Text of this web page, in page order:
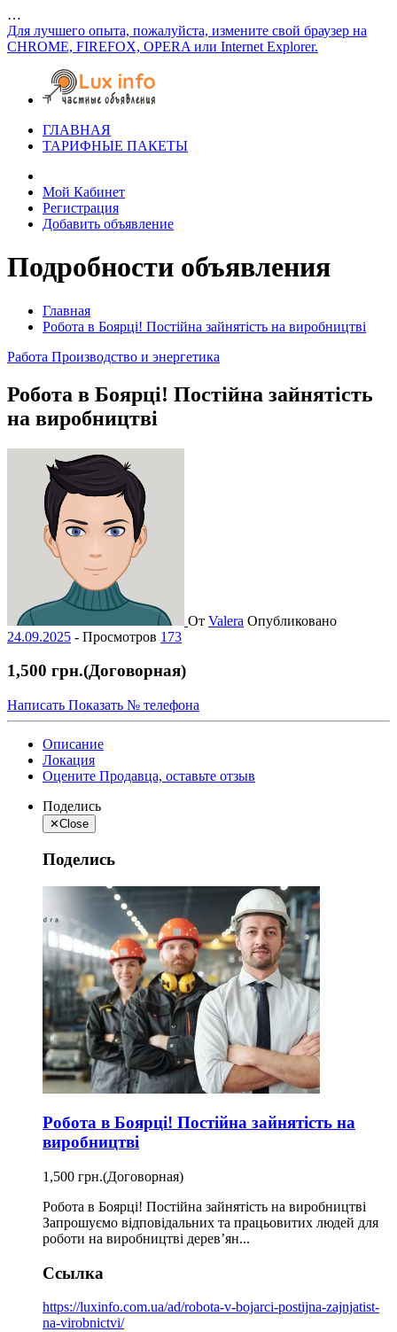
…
Для лучшего опыта, пожалуйста, измените свой браузер на
CHROME, FIREFOX, OPERA или Internet Explorer.
ГЛАВНАЯ
ТАРИФНЫЕ ПАКЕТЫ
Мой Кабинет
Регистрация
Добавить объявление
Подробности объявления
Главная
Робота в Боярці! Постійна зайнятість на виробництві
Работа Производство и энергетика
Робота в Боярці! Постійна зайнятість
на виробництві
От Valera Опубликовано
24.09.2025 - Просмотров 173
1,500 грн.(Договорная)
Написать Показать № телефона
Описание
Локация
Оцените Продавца, оставьте отзыв
Поделись
✕Close
Поделись
Робота в Боярці! Постійна зайнятість на
виробництві
1,500 грн.(Договорная)
Робота в Боярці! Постійна зайнятість на виробництві
Запрошуємо відповідальних та працьовитих людей для
роботи на виробництві дерев’ян...
Ссылка
https://luxinfo.com.ua/ad/robota-v-bojarci-postijna-zajnjatist-
na-virobnictvi/